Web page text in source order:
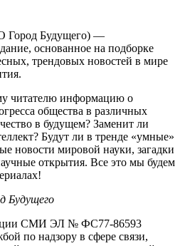
Город Будущего) —
основанное на подборке
трендовых новостей в мире
читателю информацию о
общества в различных
в будущем? Заменит ли
Будут ли в тренде «умные»
новости мировой науки, загадки
открытия. Все это мы будем
Будущего
СМИ ЭЛ № ФС77-86593
по надзору в сфере связи,